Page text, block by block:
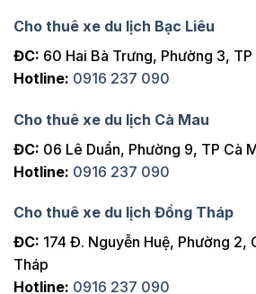
Cho thuê xe du lịch Bạc Liêu
ĐC: 60 Hai Bà Trưng, Phường 3, TP
Hotline: 0916 237 090
Cho thuê xe du lịch Cà Mau
ĐC: 06 Lê Duẩn, Phường 9, TP Cà
Hotline: 0916 237 090
Cho thuê xe du lịch Đồng Tháp
ĐC: 174 Đ. Nguyễn Huệ, Phường 2,
Tháp
Hotline: 0916 237 090